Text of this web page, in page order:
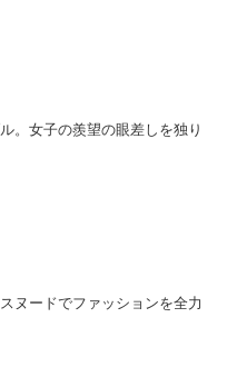
。女子の羨望の眼差しを独り
ヌードでファッションを全力